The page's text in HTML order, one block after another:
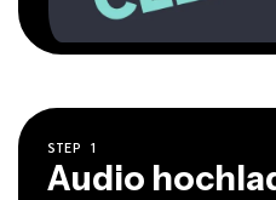
STEP 1
Audio